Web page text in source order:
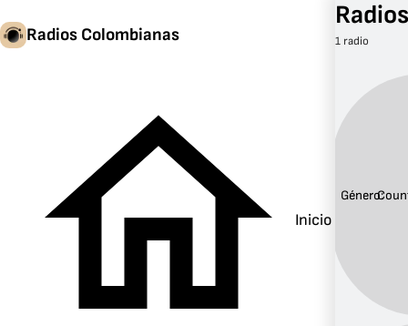
Radios Colombianas
Inicio
1 radio
Género: